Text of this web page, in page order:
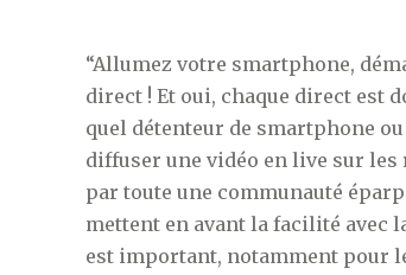
“Allumez votre smartphone,
direct ! Et oui, chaque direct est
quel détenteur de smartphone
diffuser une vidéo en live sur
par toute une communauté
mettent en avant la facilité avec
est important, notamment pour